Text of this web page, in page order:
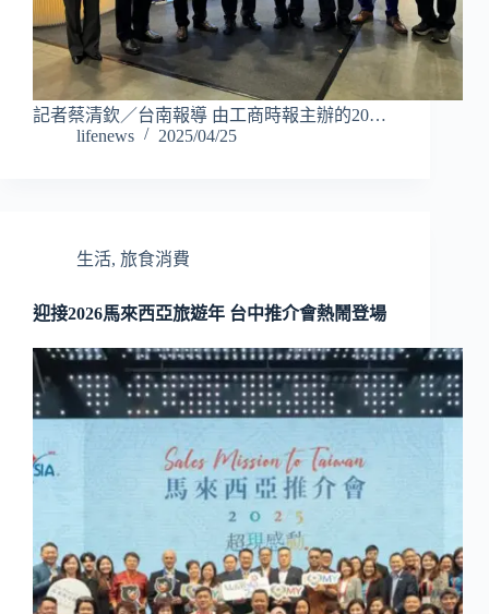
記者蔡清欽／台南報導 由工商時報主辦的20…
lifenews
2025/04/25
生活, 旅食消費
迎接2026馬來西亞旅遊年 台中推介會熱鬧登場